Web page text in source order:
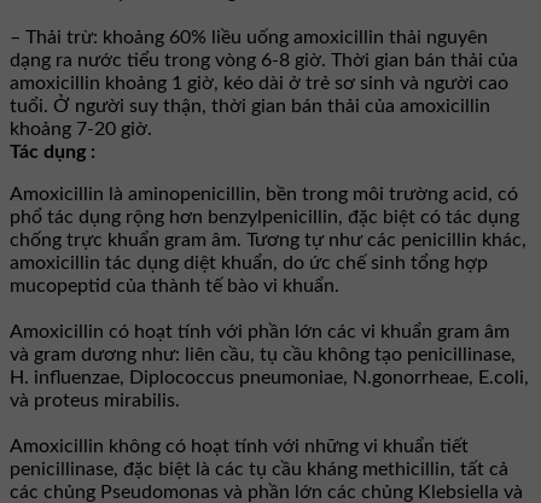
– Thải trừ: khoảng 60% liều uống amoxicillin thải nguyên
dạng ra nước tiểu trong vòng 6-8 giờ. Thời gian bán thải của
amoxicillin khoảng 1 giờ, kéo dài ở trẻ sơ sinh và người cao
tuổi. Ở người suy thận, thời gian bán thải của amoxicillin
khoảng 7-20 giờ.
Tác dụng :
Amoxicillin là aminopenicillin, bền trong môi trường acid, có
phổ tác dụng rộng hơn benzylpenicillin, đặc biệt có tác dụng
chống trực khuẩn gram âm. Tương tự như các penicillin khác,
amoxicillin tác dụng diệt khuẩn, do ức chế sinh tổng hợp
mucopeptid của thành tế bào vi khuẩn.
Amoxicillin có hoạt tính với phần lớn các vi khuẩn gram âm
và gram dương như: liên cầu, tụ cầu không tạo penicillinase,
H. influenzae, Diplococcus pneumoniae, N.gonorrheae, E.coli,
và proteus mirabilis.
Amoxicillin không có hoạt tính với những vi khuẩn tiết
penicillinase, đặc biệt là các tụ cầu kháng methicillin, tất cả
các chủng Pseudomonas và phần lớn các chủng Klebsiella và